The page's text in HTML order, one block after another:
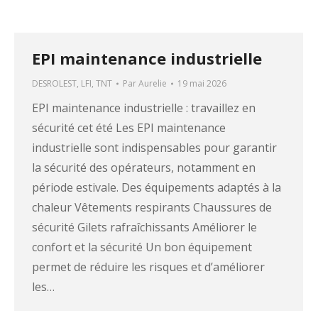
EPI maintenance industrielle
DESROLEST, LFI, TNT ParAurelie 19 mai 2026
EPI maintenance industrielle : travaillez en
sécurité cet été Les EPI maintenance
industrielle sont indispensables pour garantir
la sécurité des opérateurs, notamment en
période estivale. Des équipements adaptés à la
chaleur Vêtements respirants Chaussures de
sécurité Gilets rafraîchissants Améliorer le
confort et la sécurité Un bon équipement
permet de réduire les risques et d’améliorer
les…